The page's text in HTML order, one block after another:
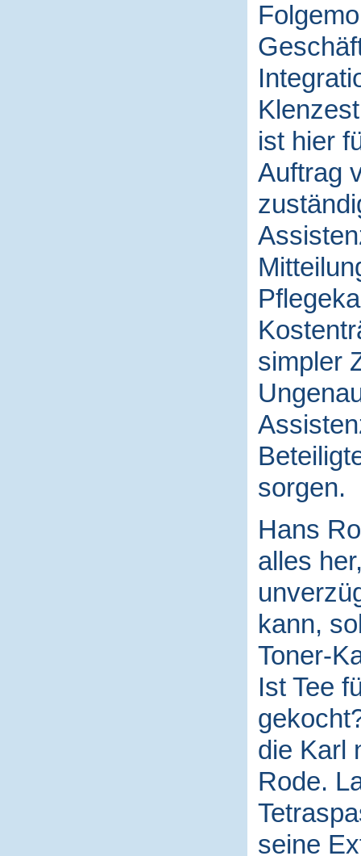
ist hier
Auftrag
simpler
sorgen.
Hans
alles
kann,
Toner-
Ist Tee
die Karl
Rode.
seine